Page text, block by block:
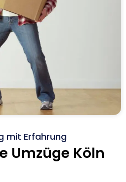
mit Erfahrung
Umzüge Köln